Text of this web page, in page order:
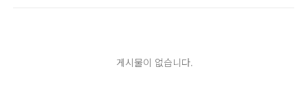
게시물이 없습니다.